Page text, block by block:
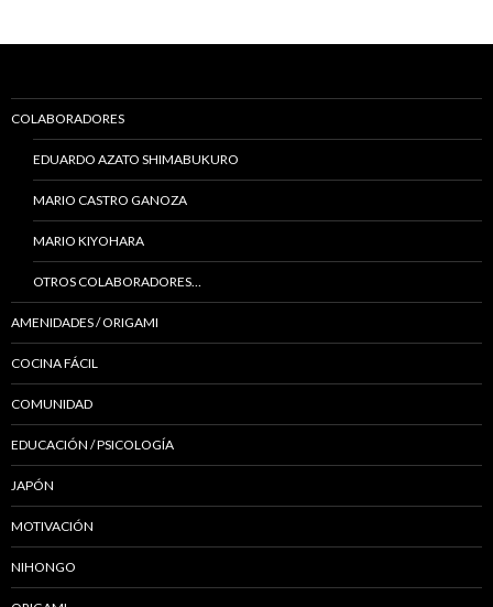
COLABORADORES
EDUARDO AZATO SHIMABUKURO
MARIO CASTRO GANOZA
MARIO KIYOHARA
OTROS COLABORADORES…
AMENIDADES / ORIGAMI
COCINA FÁCIL
COMUNIDAD
EDUCACIÓN / PSICOLOGÍA
JAPÓN
MOTIVACIÓN
NIHONGO